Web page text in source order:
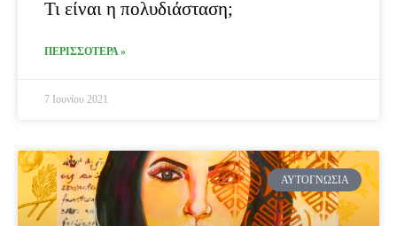
Τι είναι η πολυδιάσταση;
ΠΕΡΙΣΣΟΤΕΡΑ »
7 Ιουνίου 2021
ΑΥΤΟΓΝΩΣΊΑ